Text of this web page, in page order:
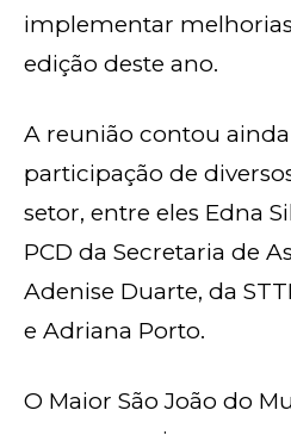
implementar
edição deste ano.
A reunião contou
participação de
setor, entre eles Edna
PCD da Secretaria de
Adenise Duarte, da
e Adriana Porto.
O Maior São João do